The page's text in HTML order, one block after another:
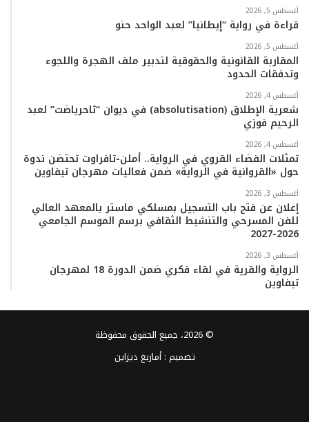
أغسطس 5, 2026
قراءة في رواية “إيطانيا” لعبد الواحد حنو
أغسطس 5, 2026
المقاربة القانونية والحقوقية لتدبير ملف الهجرة واللجوء
وتدفقات الحدود
أغسطس 4, 2026
شعرية الإطلاق (absolutisation) في ديوان “ثاحرياضت” لعبد
الرحيم فوزي
أغسطس 4, 2026
تمثلات الفضاء القروي في الرواية.. أملن-تافراوت تحتضن ندوة
حول «القروانية في الرواية» ضمن فعاليات مهرجان تيفاوين
أغسطس 3, 2026
إعلان عن فتح باب التسجيل بمسلكي ماستر بالمعهد العالي
للفن المسرحي والتنشيط الثقافي برسم الموسم الجامعي
2026-2027
أغسطس 3, 2026
الرواية والقرية في لقاء فكري ضمن الدورة 18 لمهرجان
تيفاوين
© 2026، جميع الحقوق محفوظة
تصميم :أمازيغ ديزاين